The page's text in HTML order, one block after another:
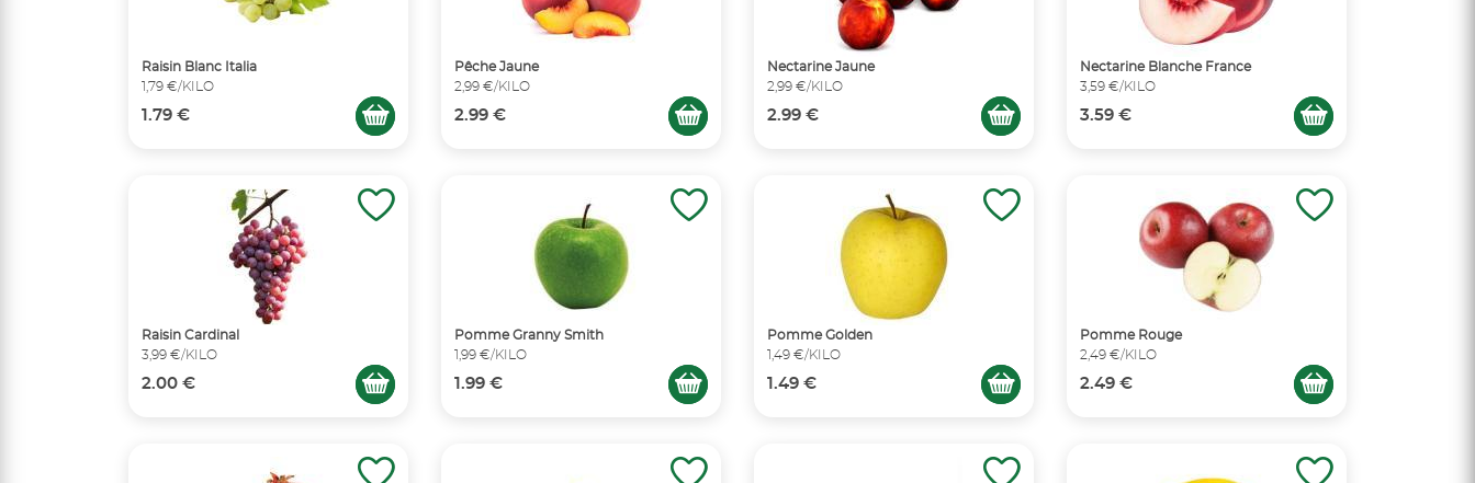
Raisin Blanc Italia
1,79 €/KILO
1.79 €
Pêche Jaune
2,99 €/KILO
2.99 €
Nectarine Jaune
2,99 €/KILO
2.99 €
Nectarine Blanche France
3,59 €/KILO
3.59 €
Raisin Cardinal
3,99 €/KILO
2.00 €
Pomme Granny Smith
1,99 €/KILO
1.99 €
Pomme Golden
1,49 €/KILO
1.49 €
Pomme Rouge
2,49 €/KILO
2.49 €